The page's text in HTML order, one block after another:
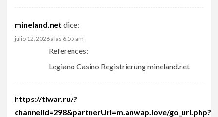
mineland.net dice:
julio 12, 2026 a las 6:55 am
References:
Legiano Casino Registrierungmineland.net
https://tiwar.ru/?
channelId=298&partnerUrl=m.anwap.love/go_url.php?